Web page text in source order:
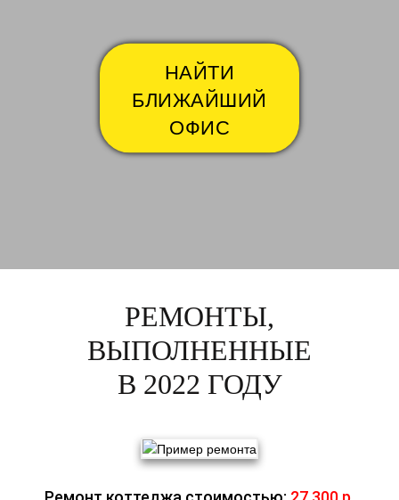
НАЙТИ
БЛИЖАЙШИЙ
ОФИС
РЕМОНТЫ,
ВЫПОЛНЕННЫЕ
В 2022 ГОДУ